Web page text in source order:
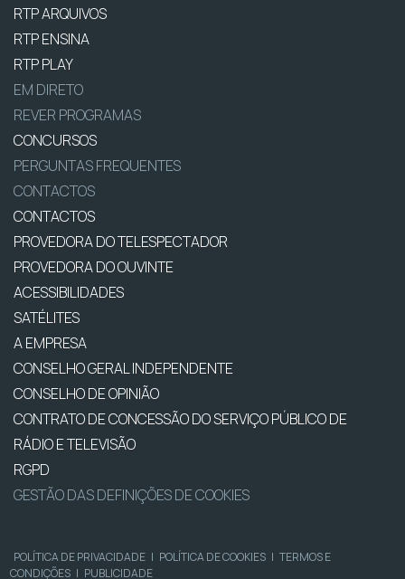
RTP ARQUIVOS
RTP ENSINA
RTP PLAY
EM DIRETO
REVER PROGRAMAS
CONCURSOS
PERGUNTAS FREQUENTES
CONTACTOS
CONTACTOS
PROVEDORA DO TELESPECTADOR
PROVEDORA DO OUVINTE
ACESSIBILIDADES
SATÉLITES
A EMPRESA
CONSELHO GERAL INDEPENDENTE
CONSELHO DE OPINIÃO
CONTRATO DE CONCESSÃO DO SERVIÇO PÚBLICO DE
RÁDIO E TELEVISÃO
RGPD
GESTÃO DAS DEFINIÇÕES DE COOKIES
POLÍTICA DE PRIVACIDADE | POLÍTICA DE COOKIES | TERMOS E
CONDIÇÕES | PUBLICIDADE